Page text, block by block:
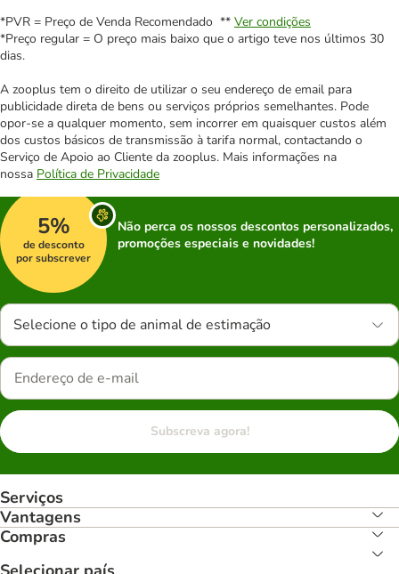
*PVR = Preço de Venda Recomendado ** Ver condições
*Preço regular = O preço mais baixo que o artigo teve nos últimos 30
dias.
A zooplus tem o direito de utilizar o seu endereço de email para
publicidade direta de bens ou serviços próprios semelhantes. Pode
opor-se a qualquer momento, sem incorrer em quaisquer custos além
dos custos básicos de transmissão à tarifa normal, contactando o
Serviço de Apoio ao Cliente da zooplus. Mais informações na
nossa Política de Privacidade
5%
de desconto
por subscrever
Não perca os nossos descontos personalizados,
promoções especiais e novidades!
Selecione o tipo de animal de estimação
Subscreva agora!
Serviços
Vantagens
Compras